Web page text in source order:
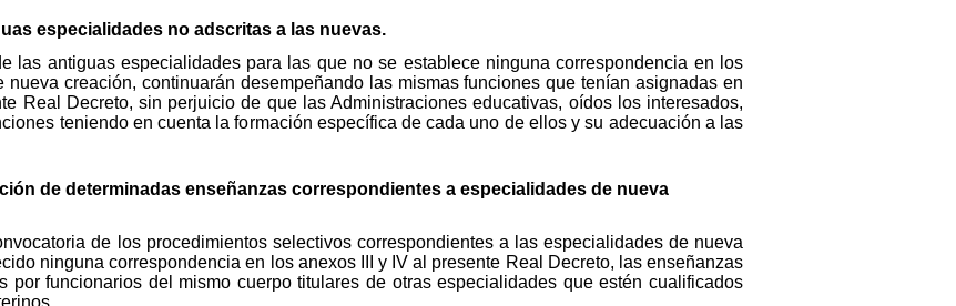
especialidades no adscritas a las nuevas.
las antiguas especialidades para las que no se establece ninguna correspondencia en los
creación, continuarán desempeñando las mismas funciones que tenían asignadas en
Real Decreto, sin perjuicio de que las Administraciones educativas, oídos los interesados,
teniendo en cuenta la formación específica de cada uno de ellos y su adecuación a las
de determinadas enseñanzas correspondientes a especialidades de nueva
de los procedimientos selectivos correspondientes a las especialidades de nueva
ninguna correspondencia en los anexos III y IV al presente Real Decreto, las enseñanzas
por funcionarios del mismo cuerpo titulares de otras especialidades que estén cualificados